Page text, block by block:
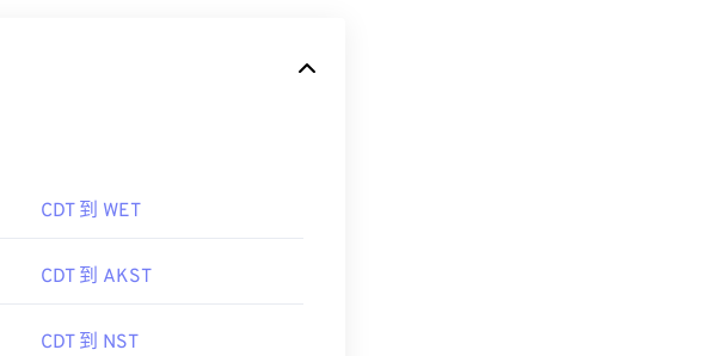
CDT 到 WET
CDT 到 AKST
CDT 到 NST